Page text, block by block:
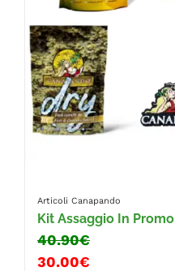
Articoli Canapando
Kit Assaggio In Promo
40.90€
30.00€